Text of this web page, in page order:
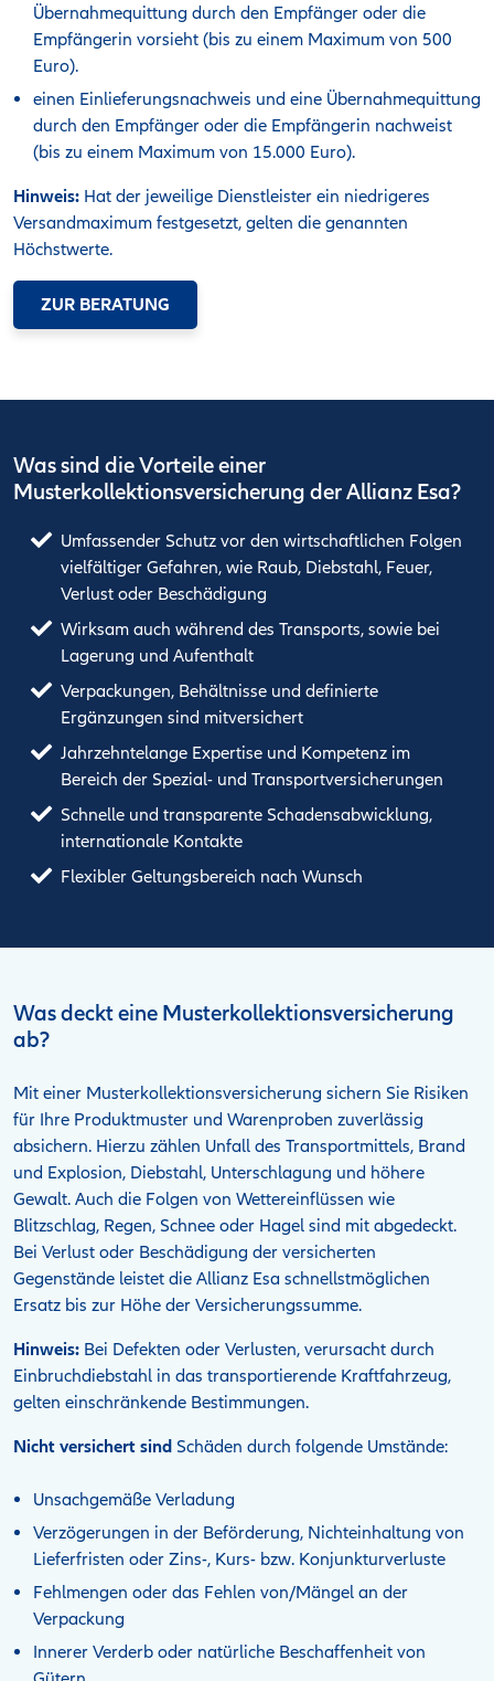
Übernahmequittung durch den Empfänger oder die
Empfängerin vorsieht (bis zu einem Maximum von 500
Euro).
einen Einlieferungsnachweis und eine Übernahmequittung
durch den Empfänger oder die Empfängerin nachweist
(bis zu einem Maximum von 15.000 Euro).
Hinweis: Hat der jeweilige Dienstleister ein niedrigeres
Versandmaximum festgesetzt, gelten die genannten
Höchstwerte.
ZUR BERATUNG
Was sind die Vorteile einer
Musterkollektionsversicherung der Allianz Esa?
Umfassender Schutz vor den wirtschaftlichen Folgen
vielfältiger Gefahren, wie Raub, Diebstahl, Feuer,
Verlust oder Beschädigung
Wirksam auch während des Transports, sowie bei
Lagerung und Aufenthalt
Verpackungen, Behältnisse und definierte
Ergänzungen sind mitversichert
Jahrzehntelange Expertise und Kompetenz im
Bereich der Spezial- und Transportversicherungen
Schnelle und transparente Schadensabwicklung,
internationale Kontakte
Flexibler Geltungsbereich nach Wunsch
Was deckt eine Musterkollektionsversicherung
ab?
Mit einer Musterkollektionsversicherung sichern Sie Risiken
für Ihre Produktmuster und Warenproben zuverlässig
absichern. Hierzu zählen Unfall des Transportmittels, Brand
und Explosion, Diebstahl, Unterschlagung und höhere
Gewalt. Auch die Folgen von Wettereinflüssen wie
Blitzschlag, Regen, Schnee oder Hagel sind mit abgedeckt.
Bei Verlust oder Beschädigung der versicherten
Gegenstände leistet die Allianz Esa schnellstmöglichen
Ersatz bis zur Höhe der Versicherungssumme.
Hinweis: Bei Defekten oder Verlusten, verursacht durch
Einbruchdiebstahl in das transportierende Kraftfahrzeug,
gelten einschränkende Bestimmungen.
Nicht versichert sind Schäden durch folgende Umstände:
Unsachgemäße Verladung
Verzögerungen in der Beförderung, Nichteinhaltung von
Lieferfristen oder Zins-, Kurs- bzw. Konjunkturverluste
Fehlmengen oder das Fehlen von/Mängel an der
Verpackung
Innerer Verderb oder natürliche Beschaffenheit von